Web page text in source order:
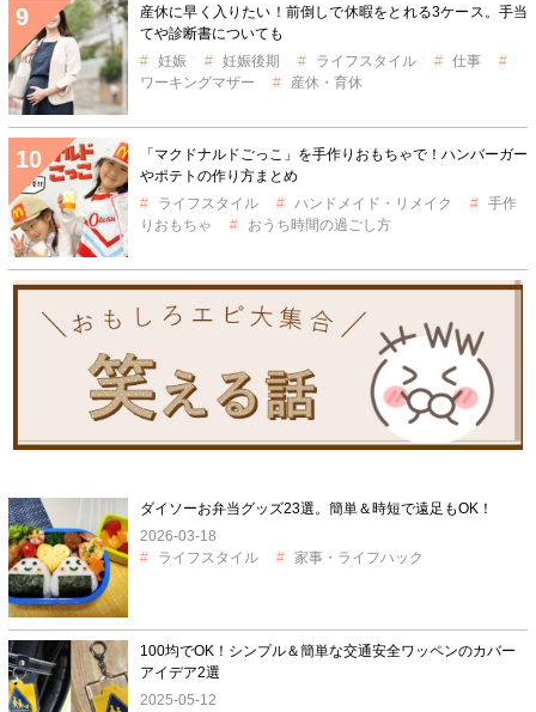
産休に早く入りたい！前倒しで休暇をとれる3ケース。手当
てや診断書についても
妊娠
妊娠後期 ライフスタイル
仕事
ワーキングマザー
産休・育休
「マクドナルドごっこ」を手作りおもちゃで！ハンバーガー
やポテトの作り方まとめ
ライフスタイル
ハンドメイド・リメイク
手作
りおもちゃ
おうち時間の過ごし方
ダイソーお弁当グッズ23選。簡単＆時短で遠足もOK！
2026-03-18
ライフスタイル
家事・ライフハック
100均でOK！シンプル＆簡単な交通安全ワッペンのカバー
アイデア2選
2025-05-12